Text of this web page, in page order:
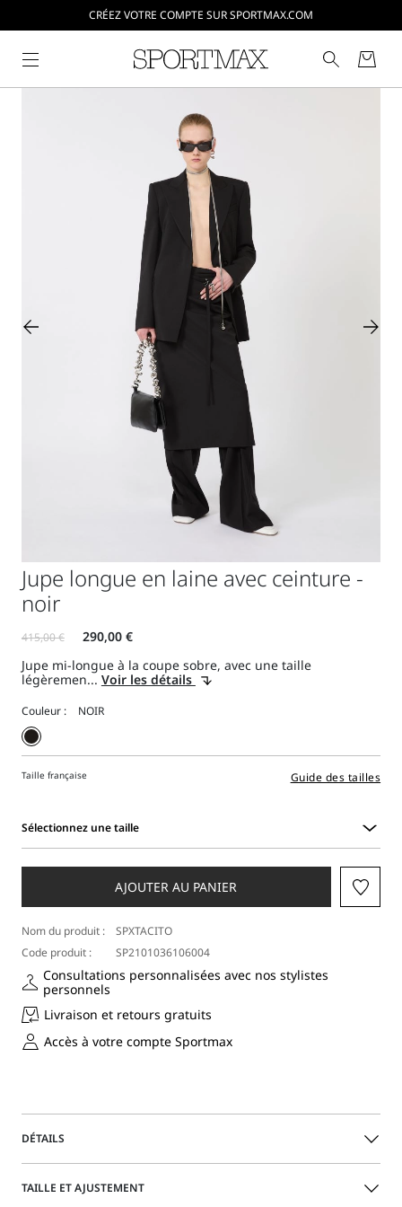
CRÉEZ VOTRE COMPTE SUR SPORTMAX.COM
Jupe longue en laine avec ceinture -
noir
Jupe mi-longue à la coupe sobre, avec une taille
légèremen... Voir les détails
Couleur :
Taille française Guide des tailles
Sélectionnez une taille
une
AJOUTER AU PANIER
Nom du produit :
SPXTACITO
Code produit :
SP2101036106004
Consultations personnalisées avec nos stylistes
personnels
Livraison et retours gratuits
Accès à votre compte Sportmax
DÉTAILS
Jupe mi-longue à la coupe sobre, avec une taille
TAILLE ET AJUSTEMENT